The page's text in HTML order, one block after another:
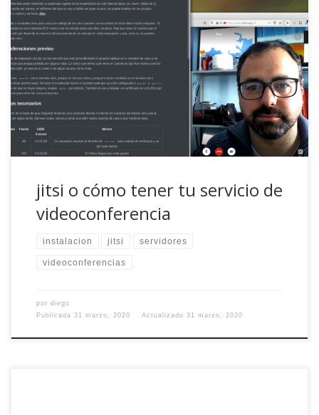
En el capítulo de hoy de ‘Escapando del influjo de Google’
os vamos a contar como instalarte, de forma rápida y
sencilla, un sistema de videoconferencia que puede correr
en sistemas pequeños y con el que dejarás de depender
de terceros a la hora de reunirte con la familia y […]
jitsi o cómo tener tu servicio de
videoconferencia
instalacion jitsi servidores
videoconferencias
por diego
Publicada 31 marzo, 2020 Actualizado 31 marzo, 2020